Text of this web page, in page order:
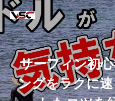
サーフィン初
ングをラクに